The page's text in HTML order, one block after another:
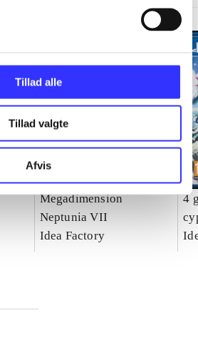
Tillad alle
Tillad valgte
Afvis
Megadimension
Neptunia VII
Idea Factory
4